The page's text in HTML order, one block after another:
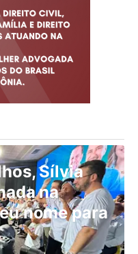
Sílvia
na
nome para